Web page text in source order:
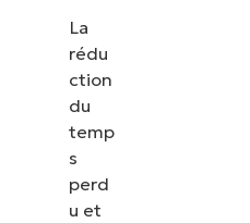
La
rédu
ction
du
temp
s
perd
u et